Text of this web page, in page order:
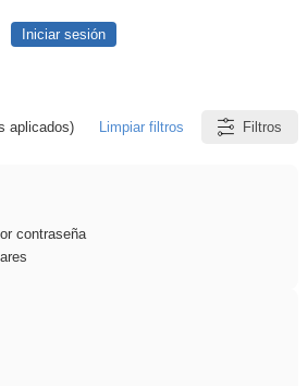
Iniciar sesión
aplicados) Limpiar filtros Filtros
contraseña